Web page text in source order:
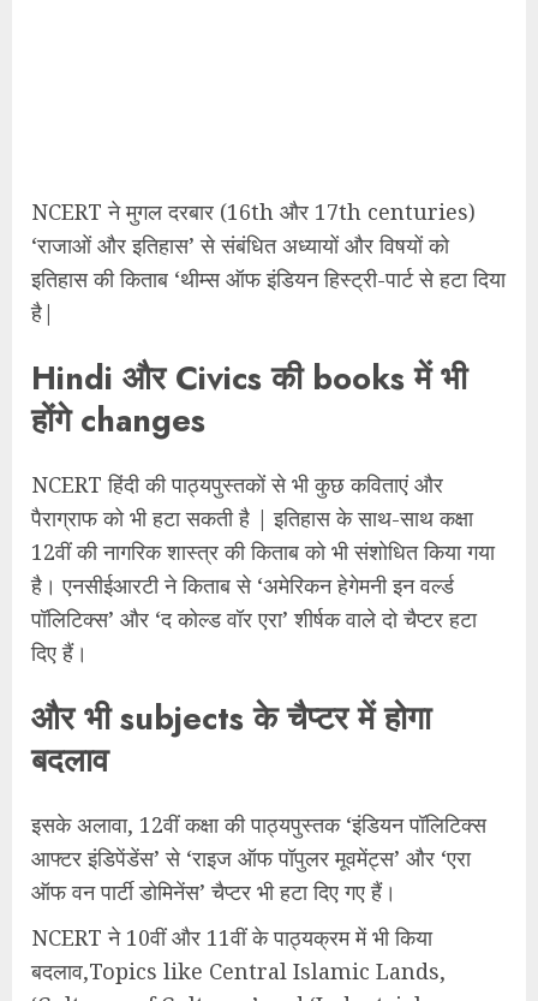
NCERT ने मुगल दरबार (16th और 17th centuries)
‘राजाओं और इतिहास’ से संबंधित अध्यायों और विषयों को
इतिहास की किताब ‘थीम्स ऑफ इंडियन हिस्ट्री-पार्ट से हटा दिया
है|
Hindi और Civics की books में भी
होंगे changes
NCERT हिंदी की पाठ्यपुस्तकों से भी कुछ कविताएं और
पैराग्राफ को भी हटा सकती है | इतिहास के साथ-साथ कक्षा
12वीं की नागरिक शास्त्र की किताब को भी संशोधित किया गया
है। एनसीईआरटी ने किताब से ‘अमेरिकन हेगेमनी इन वर्ल्ड
पॉलिटिक्स’ और ‘द कोल्ड वॉर एरा’ शीर्षक वाले दो चैप्टर हटा
दिए हैं।
और भी subjects के चैप्टर में होगा
बदलाव
इसके अलावा, 12वीं कक्षा की पाठ्यपुस्तक ‘इंडियन पॉलिटिक्स
आफ्टर इंडिपेंडेंस’ से ‘राइज ऑफ पॉपुलर मूवमेंट्स’ और ‘एरा
ऑफ वन पार्टी डोमिनेंस’ चैप्टर भी हटा दिए गए हैं।
NCERT ने 10वीं और 11वीं के पाठ्यक्रम में भी किया
बदलाव,Topics like Central Islamic Lands,